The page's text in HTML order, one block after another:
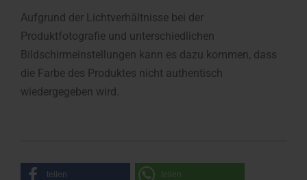
Aufgrund der Lichtverhältnisse bei der
Produktfotografie und unterschiedlichen
Bildschirmeinstellungen kann es dazu kommen, dass
die Farbe des Produktes nicht authentisch
wiedergegeben wird.
teilen teilen